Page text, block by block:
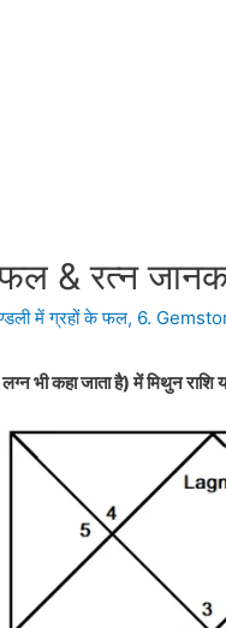
& रत्न
में ग्रहों के फल, 6.
भी कहा जाता है) में मिथुन राशि